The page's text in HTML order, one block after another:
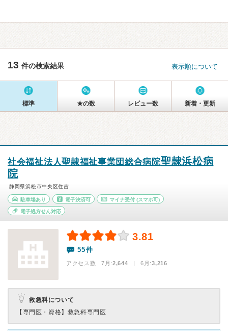
13 件の検索結果 表示順について
標準 ★の数 レビュー数 新着・更新
社会福祉法人聖隷福祉事業団総合病院聖隷浜松病
院
静岡県浜松市中央区住吉
駐車場あり 電子決済可 マイナ受付 (スマホ可)
電子処方せん対応
3.81
55件
アクセス数 7月:2,644 | 6月:3,216
救急科について
【専門医・資格】 救急科専門医